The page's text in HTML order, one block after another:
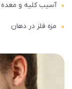
آسیب کلیه و معده
مزه فلز در دهان